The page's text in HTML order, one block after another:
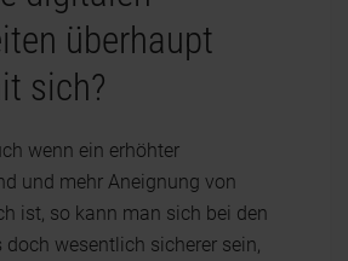
überhaupt
sich?
wenn ein erhöhter
und mehr Aneignung von
ist, so kann man sich bei den
wesentlich sicherer sein,